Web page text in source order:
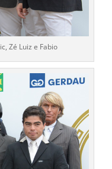
Zé Luiz e Fabio